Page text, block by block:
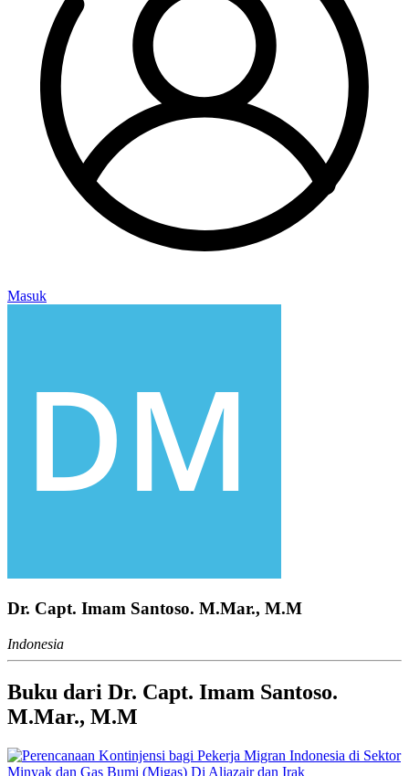
Masuk
Dr. Capt. Imam Santoso. M.Mar., M.M
Indonesia
Buku dari Dr. Capt. Imam Santoso.
M.Mar., M.M